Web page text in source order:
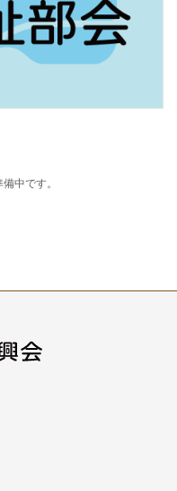
中です。